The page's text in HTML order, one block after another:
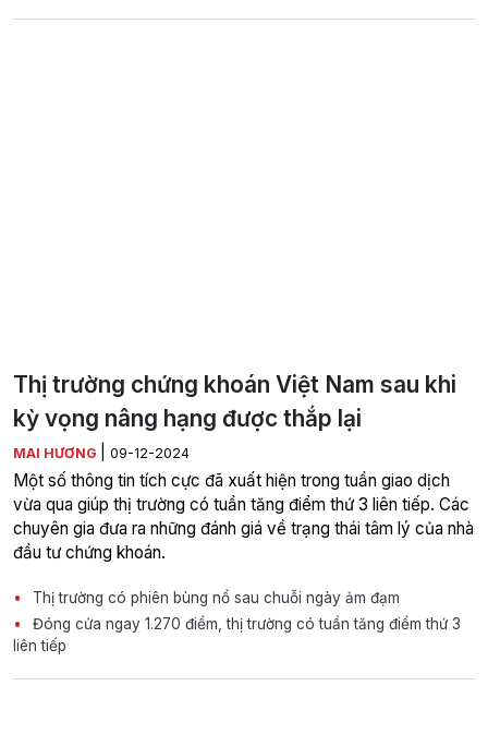
Thị trường chứng khoán Việt Nam sau khi
kỳ vọng nâng hạng được thắp lại
MAI HƯƠNG 09-12-2024
Một số thông tin tích cực đã xuất hiện trong tuần giao dịch
vừa qua giúp thị trường có tuần tăng điểm thứ 3 liên tiếp. Các
chuyên gia đưa ra những đánh giá về trạng thái tâm lý của nhà
đầu tư chứng khoán.
Thị trường có phiên bùng nổ sau chuỗi ngày ảm đạm
Đóng cửa ngay 1.270 điểm, thị trường có tuần tăng điểm thứ 3
liên tiếp